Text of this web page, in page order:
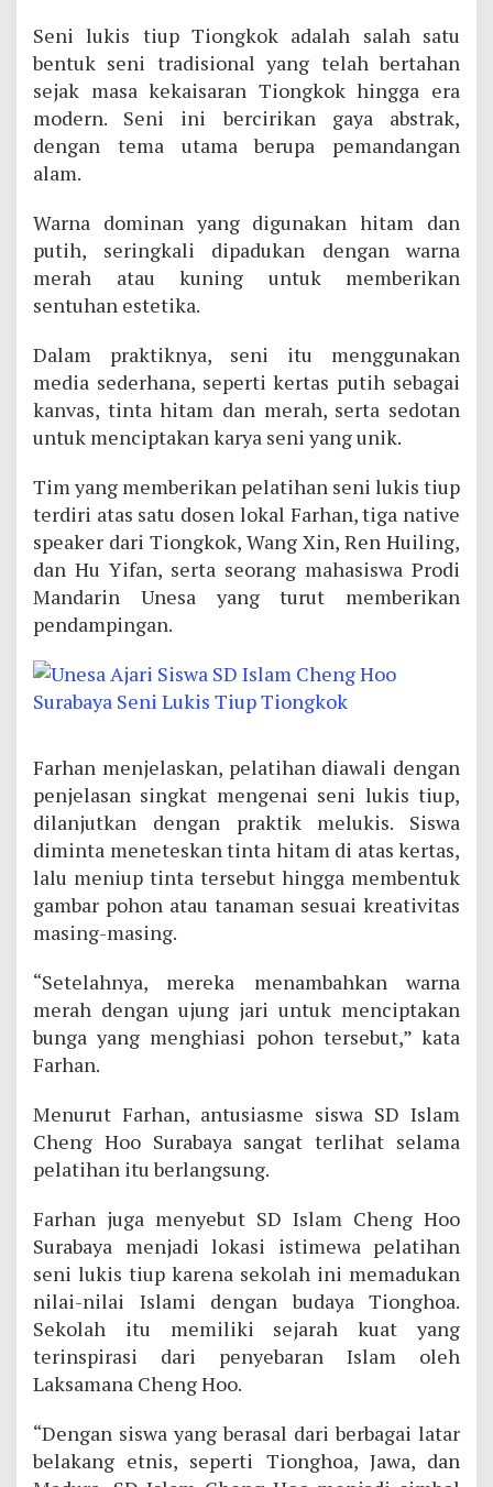
Seni lukis tiup Tiongkok adalah salah satu
bentuk seni tradisional yang telah bertahan
sejak masa kekaisaran Tiongkok hingga era
modern. Seni ini bercirikan gaya abstrak,
dengan tema utama berupa pemandangan
alam.
Warna dominan yang digunakan hitam dan
putih, seringkali dipadukan dengan warna
merah atau kuning untuk memberikan
sentuhan estetika.
Dalam praktiknya, seni itu menggunakan
media sederhana, seperti kertas putih sebagai
kanvas, tinta hitam dan merah, serta sedotan
untuk menciptakan karya seni yang unik.
Tim yang memberikan pelatihan seni lukis tiup
terdiri atas satu dosen lokal Farhan, tiga native
speaker dari Tiongkok, Wang Xin, Ren Huiling,
dan Hu Yifan, serta seorang mahasiswa Prodi
Mandarin Unesa yang turut memberikan
pendampingan.
Farhan menjelaskan, pelatihan diawali dengan
penjelasan singkat mengenai seni lukis tiup,
dilanjutkan dengan praktik melukis. Siswa
diminta meneteskan tinta hitam di atas kertas,
lalu meniup tinta tersebut hingga membentuk
gambar pohon atau tanaman sesuai kreativitas
masing-masing.
“Setelahnya, mereka menambahkan warna
merah dengan ujung jari untuk menciptakan
bunga yang menghiasi pohon tersebut,” kata
Farhan.
Menurut Farhan, antusiasme siswa SD Islam
Cheng Hoo Surabaya sangat terlihat selama
pelatihan itu berlangsung.
Farhan juga menyebut SD Islam Cheng Hoo
Surabaya menjadi lokasi istimewa pelatihan
seni lukis tiup karena sekolah ini memadukan
nilai-nilai Islami dengan budaya Tionghoa.
Sekolah itu memiliki sejarah kuat yang
terinspirasi dari penyebaran Islam oleh
Laksamana Cheng Hoo.
“Dengan siswa yang berasal dari berbagai latar
belakang etnis, seperti Tionghoa, Jawa, dan